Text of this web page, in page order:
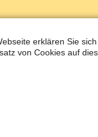
erklären Sie
von Cookies auf